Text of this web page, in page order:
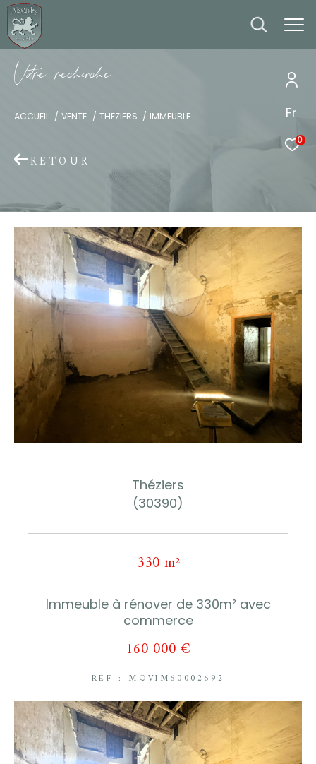
Fr
0
Vore recece
ACCUEIL VENTE THEZIERS IMMEUBLE
RETOUR
Théziers
(30390)
330 m²
Immeuble à rénover de 330m² avec
commerce
160 000 €
REF : MQVIM60002692